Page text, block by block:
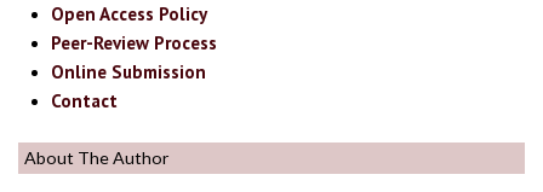
Open Access Policy
Peer-Review Process
Online Submission
Contact
About The Author